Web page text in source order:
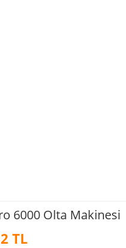
6000 Olta Makinesi
TL